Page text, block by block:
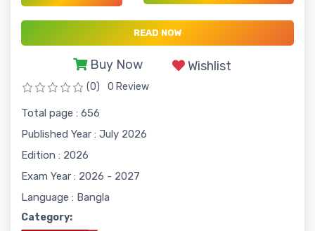
READ NOW
Buy Now Wishlist
(0) 0 Review
Total page : 656
Published Year : July 2026
Edition : 2026
Exam Year : 2026 - 2027
Language : Bangla
Category: